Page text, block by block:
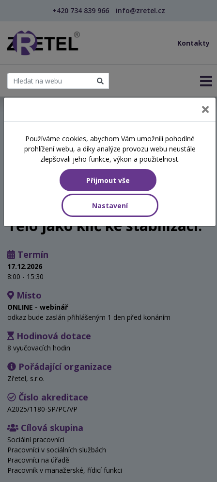
+420 734 839 966 info@zretel.cz
Kontakty
Tělo, slovo a trauma:
neurobiologicky
informovaný přístup v
psychosociální podpoře.
Tělo jako klíč ke stabilizaci.
Termín
17.12.2026
8:00 - 15:30
Místo
ONLINE - webinář
odkaz bude zaslán přihlášeným 1 den před konáním
Hodinová dotace
8 vyučovacích hodin
Pořádající organizace
Zřetel, s.r.o.
Číslo akreditace
A2025/1180-SP/PC/VP
Cílová skupina
Sociální pracovníci
Pracovníci v sociálních službách
Pracovníci na úřadě
Pracovník v manažerské, řídicí funkci
Používáme cookies, abychom Vám umožnili pohodlné
prohlížení webu, a díky analýze provozu webu neustále
zlepšovali jeho funkce, výkon a použitelnost.
Přijmout vše
Nastavení